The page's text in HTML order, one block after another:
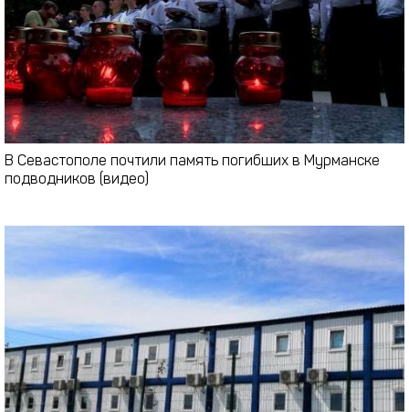
В Севастополе почтили память погибших в Мурманске
подводников (видео)